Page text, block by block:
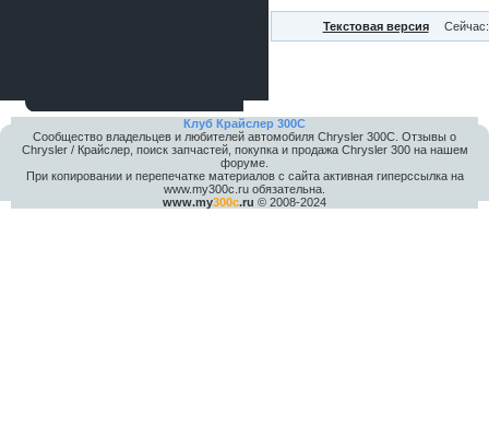
Текстовая версия
Клуб Крайслер 300C
Сообщество владельцев и любителей автомобиля Chrysler 300С. Отзывы о
Chrysler / Крайслер, поиск запчастей, покупка и продажа Chrysler 300 на нашем
форуме.
При копировании и перепечатке материалов с сайта активная гиперссылка на
www.my300c.ru обязательна.
www.my300c.ru © 2008-2024